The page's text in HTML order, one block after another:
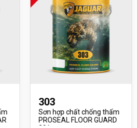
303
Sơn hợp chất chống thấm
PROSEAL FLOOR GUARD